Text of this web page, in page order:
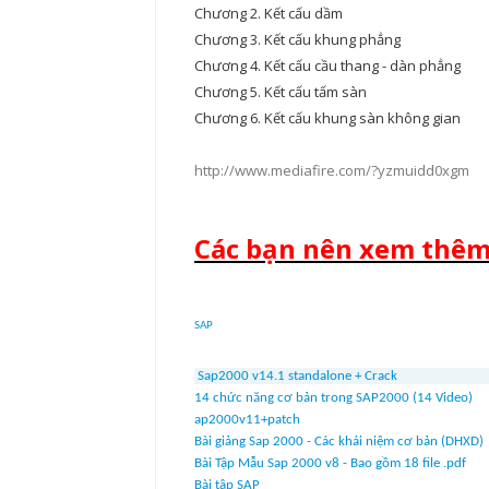
Chương 2. Kết cấu dầm
Chương 3. Kết cấu khung phẳng
Chương 4. Kết cấu cầu thang - dàn phẳng
Chương 5. Kết cấu tấm sàn
Chương 6. Kết cấu khung sàn không gian
http://www.mediafire.com/?yzmuidd0xgm
Các bạn nên xem
SAP
Sap2000 v14.1 standalone + Crack
14 chức năng cơ bản trong SAP2000 (14 Video)
ap2000v11+patch
Bài giảng Sap 2000 - Các khái niệm cơ bản (DHXD)
Bài Tập Mẫu Sap 2000 v8 - Bao gồm 18 file .pdf
Bài tập SAP